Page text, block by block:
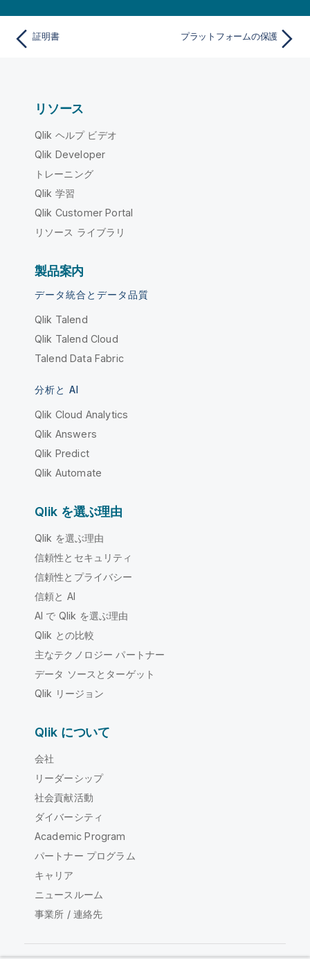
証明書 プラットフォームの保護
リソース
Qlik ヘルプ ビデオ
Qlik Developer
トレーニング
Qlik 学習
Qlik Customer Portal
リソース ライブラリ
製品案内
データ統合とデータ品質
Qlik Talend
Qlik Talend Cloud
Talend Data Fabric
分析と AI
Qlik Cloud Analytics
Qlik Answers
Qlik Predict
Qlik Automate
Qlik を選ぶ理由
Qlik を選ぶ理由
信頼性とセキュリティ
信頼性とプライバシー
信頼と AI
AI で Qlik を選ぶ理由
Qlik との比較
主なテクノロジー パートナー
データ ソースとターゲット
Qlik リージョン
Qlik について
会社
リーダーシップ
社会貢献活動
ダイバーシティ
Academic Program
パートナー プログラム
キャリア
ニュースルーム
事業所 / 連絡先